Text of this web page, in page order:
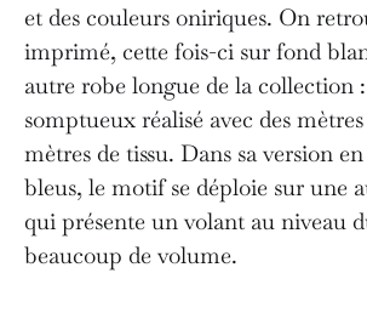
et des couleurs oniriques. On
imprimé, cette fois-ci sur fond
autre robe longue de la collection
somptueux réalisé avec des
mètres de tissu. Dans sa version
bleus, le motif se déploie sur une
qui présente un volant au niveau
beaucoup de volume.